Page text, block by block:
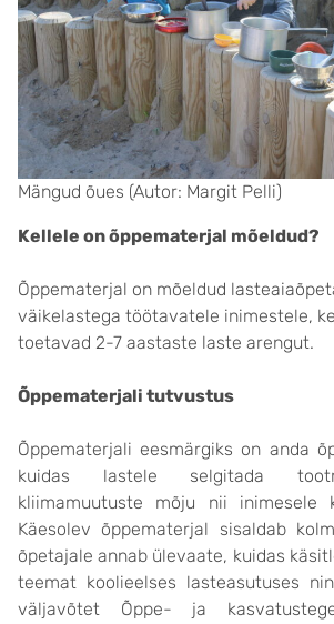
Mängud õues (Autor: Margit Pelli)
Kellele on õppematerjal mõeldud?
Õppematerjal on mõeldud
väikelastega töötavatele inimestele,
toetavad 2-7 aastaste laste arengut.
Õppematerjali tutvustus
Õppematerjali eesmärgiks on anda
kuidas lastele selgitada
kliimamuutuste mõju nii inimesele
Käesolev õppematerjal sisaldab
õpetajale annab ülevaate, kuidas
teemat koolieelses lasteasutuses
väljavõtet Õppe- ja